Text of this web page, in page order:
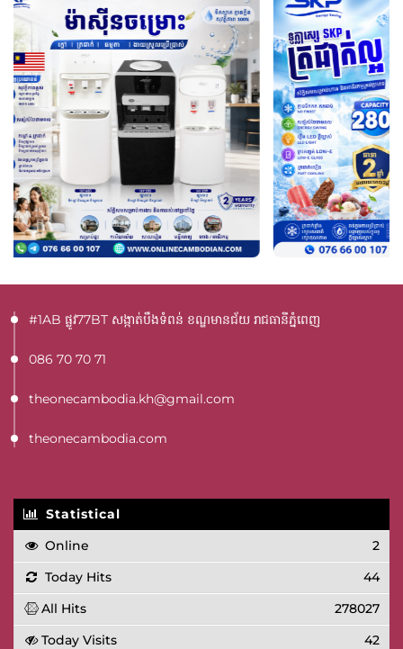
#1AB ផ្លូវ77BT​ សង្កាត់បឹងទំពន់ ខណ្ឌមានជ័យ រាជធានីភ្នំពេញ
086 70 70 71
theonecambodia.kh@gmail.com
theonecambodia.com
Statistical
Online
2
Today Hits
44
All Hits
278027
Today Visits
42